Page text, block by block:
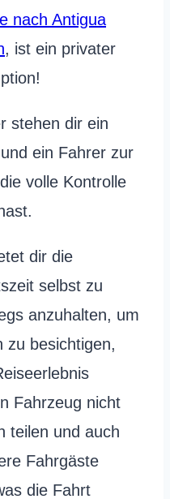
nach Antigua
, ist ein privater
stehen dir ein
ein Fahrer zur
volle Kontrolle
dir die
selbst zu
anzuhalten, um
zu besichtigen,
Fahrzeug nicht
teilen und auch
Fahrgäste
die Fahrt